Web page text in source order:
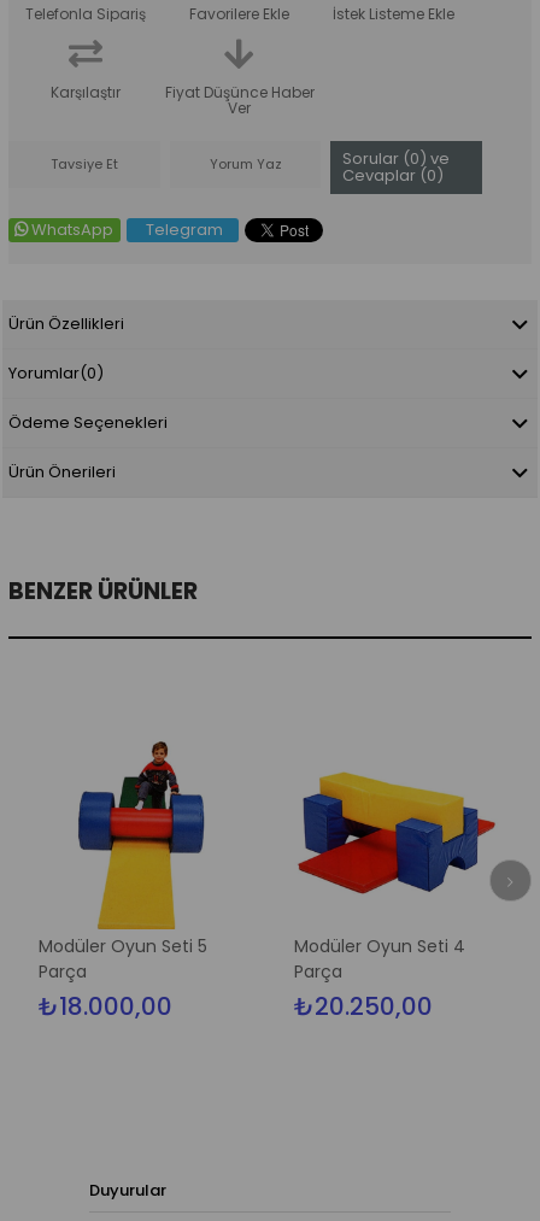
Telefonla Sipariş Favorilere Ekle İstek Listeme Ekle
Karşılaştır Fiyat Düşünce Haber
Ver
Tavsiye Et Yorum Yaz Sorular (0) ve
Cevaplar (0)
WhatsApp Telegram
Ürün Özellikleri
Yorumlar(0)
Ödeme Seçenekleri
Ürün Önerileri
BENZER ÜRÜNLER
Modüler Oyun Seti 5
Parça
₺18.000,00
Modüler Oyun Seti 4
Parça
₺20.250,00
Duyurular